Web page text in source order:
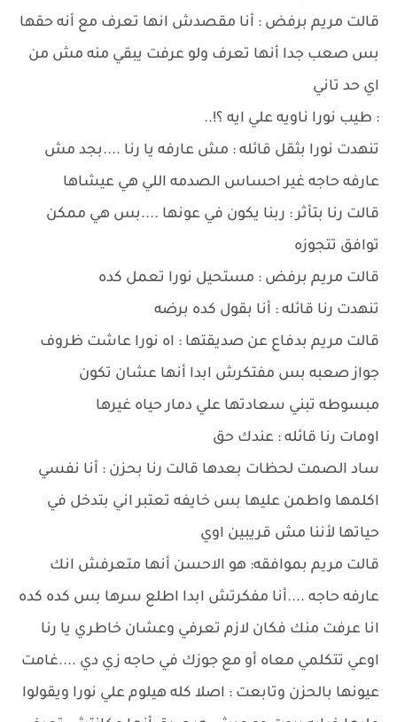
قالت مريم برفض : أنا مقصدش انها تعرف مع أنه حقها
بس صعب جدا أنها تعرف ولو عرفت يبقي منه مش من
اي حد تاني
: طيب نورا ناويه علي ايه ؟!..
تنهدت نورا بثقل قائله : مش عارفه يا رنا ....بجد مش
عارفه حاجه غير احساس الصدمه اللي هي عيشاها
قالت رنا بتأثر : ربنا يكون في عونها ....بس هي ممكن
توافق تتجوزه
قالت مريم برفض : مستحيل نورا تعمل كده
تنهدت رنا قائله : أنا بقول كده برضه
قالت مريم بدفاع عن صديقتها : اه نورا عاشت ظروف
جواز صعبه بس مفتكرش ابدا أنها عشان تكون
مبسوطه تبني سعادتها علي دمار حياه غيرها
اومات رنا قائله : عندك حق
ساد الصمت لحظات بعدها قالت رنا بحزن : أنا نفسي
اكلمها واطمن عليها بس خايفه تعتبر اني بتدخل في
حياتها لأننا مش قريبين اوي
قالت مريم بموافقه: هو الاحسن أنها متعرفش انك
عارفه حاجه ....أنا مفكرتش ابدا اطلع سرها بس كده كده
انا عرفت منك فكان لازم تعرفي وعشان خاطري يا رنا
اوعي تتكلمي معاه أو مع جوزك في حاجه زي دي ....غامت
عيونها بالحزن وتابعت : اصلا كله هيلوم علي نورا ويقولوا